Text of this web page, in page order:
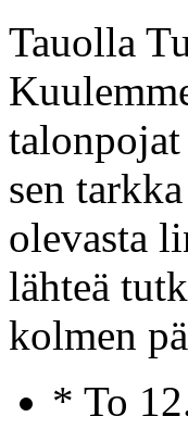
Tauolla
sen
olevasta
lähteä
kolmen
* To